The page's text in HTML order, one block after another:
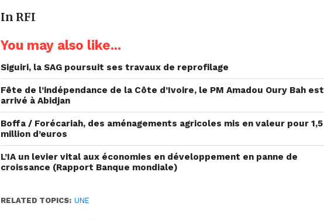
In RFI
You may also like...
Siguiri, la SAG poursuit ses travaux de reprofilage
Fête de l’indépendance de la Côte d’Ivoire, le PM Amadou Oury Bah est
arrivé à Abidjan
Boffa / Forécariah, des aménagements agricoles mis en valeur pour 1,5
million d’euros
L’IA un levier vital aux économies en développement en panne de
croissance (Rapport Banque mondiale)
RELATED TOPICS: UNE